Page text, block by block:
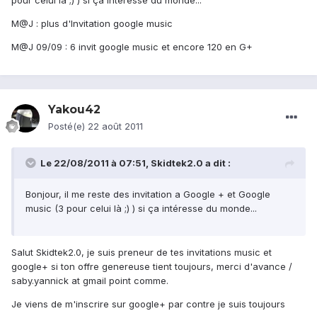
M@J : plus d'Invitation google music
M@J 09/09 : 6 invit google music et encore 120 en G+
Yakou42
Posté(e) 22 août 2011
Le 22/08/2011 à 07:51, Skidtek2.0 a dit :
Bonjour, il me reste des invitation a Google + et Google
music (3 pour celui là ;) ) si ça intéresse du monde...
Salut Skidtek2.0, je suis preneur de tes invitations music et
google+ si ton offre genereuse tient toujours, merci d'avance /
saby.yannick at gmail point comme.
Je viens de m'inscrire sur google+ par contre je suis toujours